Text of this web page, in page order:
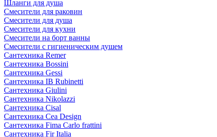
Шланги для душа
Смесители для раковин
Смесители для душа
Смесители для кухни
Смесители на борт ванны
Смесители с гигиеническим душем
Сантехника Remer
Сантехника Bossini
Сантехника Gessi
Сантехника IB Rubinetti
Сантехника Giulini
Сантехника Nikolazzi
Сантехника Cisal
Сантехника Cea Design
Сантехника Fima Carlo frattini
Сантехника Fir Italia